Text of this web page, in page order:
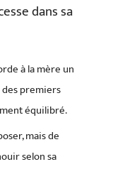
dans sa
à la mère un
premiers
équilibré.
mais de
selon sa